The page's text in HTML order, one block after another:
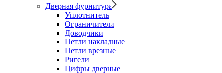
Дверная фурнитура
Уплотнитель
Ограничители
Доводчики
Петли накладные
Петли врезные
Ригели
Цифры дверные